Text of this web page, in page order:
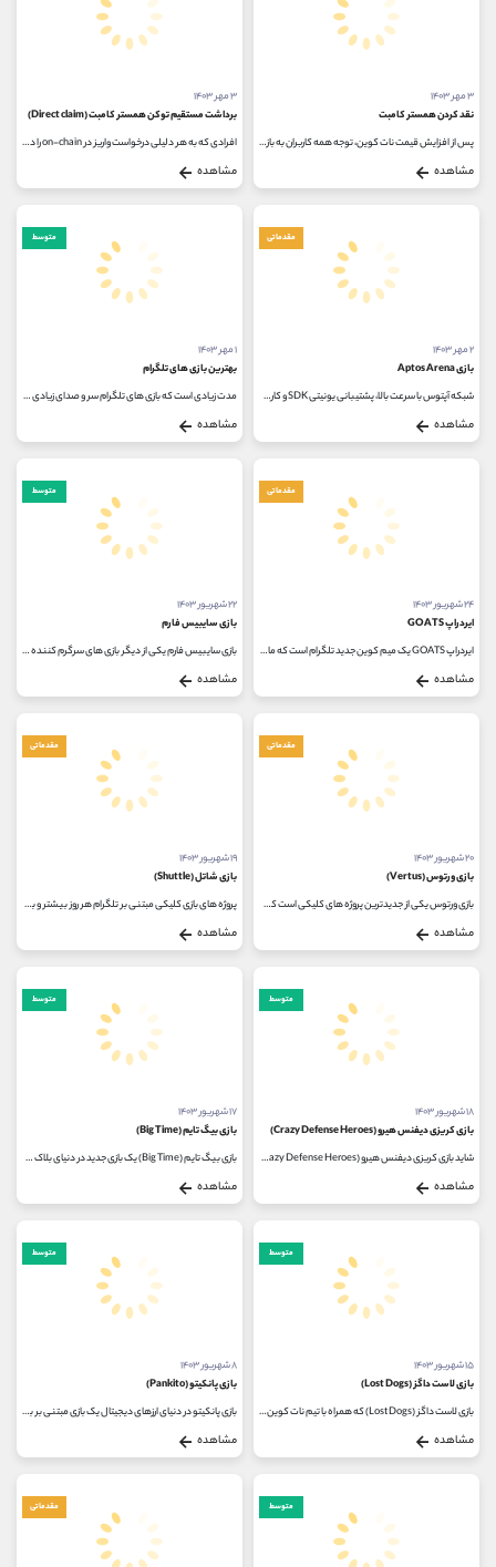
۳ مهر ۱۴۰۳
نقد کردن همستر کامبت
پس از افزایش قیمت نات کوین، توجه همه کاربران به بازی همستر کامبت جلب شد. Hamster Combat امروزه بیش از 100 میلیون کاربر فعال دارد و یکی...
مشاهده
۳ مهر ۱۴۰۳
برداشت مستقیم توکن همستر کامبت (Direct claim)
افرادی که به هر دلیلی درخواست واریز در on-chain را در کیف پول Tone Keeper یا واریز در صرافی ثبت نکرده اند، نگران دریافت توکن خود نباشند؛...
مشاهده
مقدماتی
۲ مهر ۱۴۰۳
بازی Aptos Arena
شبکه آپتوس با سرعت بالا، پشتیبانی یونیتی SDK و کارمزدهای کم، محیطی مناسب برای توسعه بازی های رمزنگاری شده فراهم کرده است. تاکنون...
مشاهده
متوسط
۱ مهر ۱۴۰۳
بهترین بازی های تلگرام
مدت زیادی است که بازی های تلگرام سر و صدای زیادی در دنیای ارزهای دیجیتال بپا کرده است. تا چند سال پیش، استخراج ارزهای دیجیتال...
مشاهده
مقدماتی
۲۴ شهریور ۱۴۰۳
ایردراپ GOATS
ایردراپ GOATS یک میم کوین جدید تلگرام است که مانند داگز کوین سر و صدای زیادی در بازار ارزهای دیجیتال ایجاد می کند. به لطف رشد سریع...
مشاهده
متوسط
۲۲ شهریور ۱۴۰۳
بازی سایبیس فارم
بازی سایبیس فارم یکی از دیگر بازی های سرگرم کننده تلگرام است که از طریق آن می توان کسب درآمد دلاری داشت. ارزهای رمزنگاری شده...
مشاهده
مقدماتی
۲۰ شهریور ۱۴۰۳
بازی ورتوس (Vertus)
بازی ورتوس یکی از جدیدترین پروژه های کلیکی است که به کاربران امکان می دهد تا با انجام فعالیت های ساده، توکن های مجازی VERT...
مشاهده
مقدماتی
۱۹ شهریور ۱۴۰۳
بازی شاتل (Shuttle)
پروژه های بازی کلیکی مبتنی بر تلگرام هر روز بیشتر و بیشتر مورد استقبال قرار می گیرند و یکی از جدیدترین پروژه ها، بازی شاتل...
مشاهده
متوسط
۱۸ شهریور ۱۴۰۳
بازی کریزی دیفنس هیرو (Crazy Defense Heroes)
شاید بازی کریزی دیفنس هیرو (Crazy Defense Heroes)شبیه دیگر بازی های موبایل به نظر برسد اما در واقع این بازی فرصتی عالی برای کسب درآمد...
مشاهده
متوسط
۱۷ شهریور ۱۴۰۳
بازی بیگ تایم (Big Time)
بازی بیگ تایم (Big Time) یک بازی جدید در دنیای بلاک چین و متاورس با ویژگی های منحصر به فرد است. اگر از طرفداران بازی‌های Call...
مشاهده
متوسط
۱۵ شهریور ۱۴۰۳
بازی لاست داگز (Lost Dogs)
بازی لاست داگز (Lost Dogs) که همراه با تیم نات کوین توسعه یافته است، یکی از محبوب ترین بازی های تلگرام امروزی است. گیم پلی بازی...
مشاهده
متوسط
۸ شهریور ۱۴۰۳
بازی پانکیتو (Pankito)
بازی پانکیتو در دنیای ارزهای دیجیتال یک بازی مبتنی بر بلاک چین است که در آن بازیکنان می ‌توانند با استفاده از ارزهای دیجیتال...
مشاهده
متوسط مقدماتی